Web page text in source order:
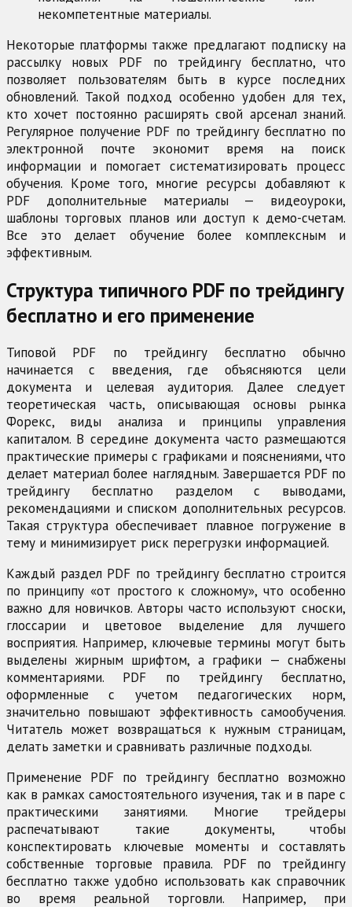
некомпетентные материалы.
Некоторые платформы также предлагают подписку на
рассылку новых PDF по трейдингу бесплатно, что
позволяет пользователям быть в курсе последних
обновлений. Такой подход особенно удобен для тех,
кто хочет постоянно расширять свой арсенал знаний.
Регулярное получение PDF по трейдингу бесплатно по
электронной почте экономит время на поиск
информации и помогает систематизировать процесс
обучения. Кроме того, многие ресурсы добавляют к
PDF дополнительные материалы — видеоуроки,
шаблоны торговых планов или доступ к демо-счетам.
Все это делает обучение более комплексным и
эффективным.
Структура типичного PDF по трейдингу
бесплатно и его применение
Типовой PDF по трейдингу бесплатно обычно
начинается с введения, где объясняются цели
документа и целевая аудитория. Далее следует
теоретическая часть, описывающая основы рынка
Форекс, виды анализа и принципы управления
капиталом. В середине документа часто размещаются
практические примеры с графиками и пояснениями, что
делает материал более наглядным. Завершается PDF по
трейдингу бесплатно разделом с выводами,
рекомендациями и списком дополнительных ресурсов.
Такая структура обеспечивает плавное погружение в
тему и минимизирует риск перегрузки информацией.
Каждый раздел PDF по трейдингу бесплатно строится
по принципу «от простого к сложному», что особенно
важно для новичков. Авторы часто используют сноски,
глоссарии и цветовое выделение для лучшего
восприятия. Например, ключевые термины могут быть
выделены жирным шрифтом, а графики — снабжены
комментариями. PDF по трейдингу бесплатно,
оформленные с учетом педагогических норм,
значительно повышают эффективность самообучения.
Читатель может возвращаться к нужным страницам,
делать заметки и сравнивать различные подходы.
Применение PDF по трейдингу бесплатно возможно
как в рамках самостоятельного изучения, так и в паре с
практическими занятиями. Многие трейдеры
распечатывают такие документы, чтобы
конспектировать ключевые моменты и составлять
собственные торговые правила. PDF по трейдингу
бесплатно также удобно использовать как справочник
во время реальной торговли. Например, при